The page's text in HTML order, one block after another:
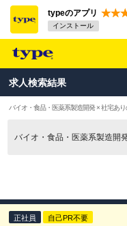
typeのアプリ
インストール
求人検索結果
バイオ・食品・医薬系製造開発 × 社宅あ
バイオ・食品・医薬系製造開
正社員 自己PR不要